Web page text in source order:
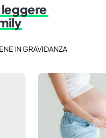
leggere
IN GRAVIDANZA